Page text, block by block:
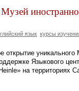
язык курсы
открытие уникального
Языкового
на территориях